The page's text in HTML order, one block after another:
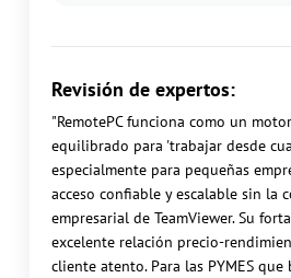
Revisión de expertos:
"RemotePC funciona como un
equilibrado para 'trabajar desde
especialmente para pequeñas
acceso confiable y escalable sin la
empresarial de TeamViewer. Su
excelente relación precio-
cliente atento. Para las PYMES